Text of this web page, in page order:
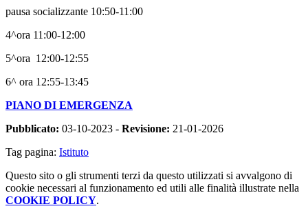
pausa socializzante 10:50-11:00
4^ora 11:00-12:00
5^ora 12:00-12:55
6^ ora 12:55-13:45
PIANO DI EMERGENZA
Pubblicato: 03-10-2023 - Revisione: 21-01-2026
Tag pagina: Istituto
Questo sito o gli strumenti terzi da questo utilizzati si avvalgono di
cookie necessari al funzionamento ed utili alle finalità illustrate nella
COOKIE POLICY.